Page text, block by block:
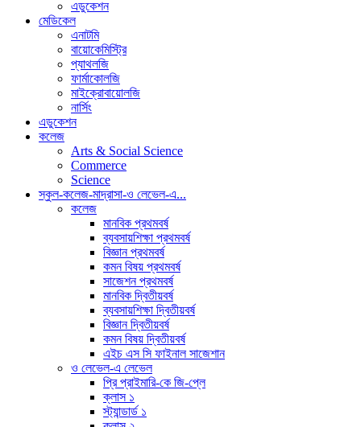
এডুকেশন
মেডিকেল
এনাটমি
বায়োকেমিস্ট্রি
প্যাথলজি
ফার্মাকোলজি
মাইক্রোবায়োলজি
নার্সিং
এডুকেশন
কলেজ
Arts & Social Science
Commerce
Science
স্কুল-কলেজ-মাদ্রাসা-ও লেভেল-এ...
কলেজ
মানবিক প্রথমবর্ষ
ব্যবসায়শিক্ষা প্রথমবর্ষ
বিজ্ঞান প্রথমবর্ষ
কমন বিষয় প্রথমবর্ষ
সাজেশন প্রথমবর্ষ
মানবিক দ্বিতীয়বর্ষ
ব্যবসায়শিক্ষা দ্বিতীয়বর্ষ
বিজ্ঞান দ্বিতীয়বর্ষ
কমন বিষয় দ্বিতীয়বর্ষ
এইচ এস সি ফাইনাল সাজেশান
ও লেভেল-এ লেভেল
প্রি প্রাইমারি-কে জি-প্লে
ক্লাস ১
স্ট্যান্ডার্ড ১